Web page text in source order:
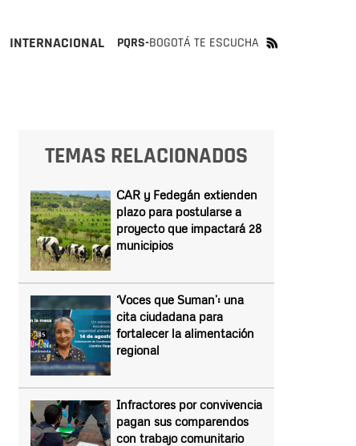
INTERNACIONAL PQRS-BOGOTÁ TE ESCUCHA
TEMAS RELACIONADOS
CAR y Fedegán extienden
plazo para postularse a
proyecto que impactará 28
municipios
‘Voces que Suman’: una
cita ciudadana para
fortalecer la alimentación
regional
Infractores por convivencia
pagan sus comparendos
con trabajo comunitario